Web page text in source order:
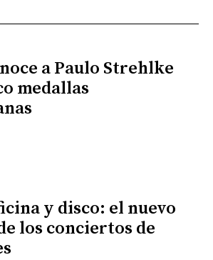
a Paulo Strehlke
medallas
y disco: el nuevo
los conciertos de